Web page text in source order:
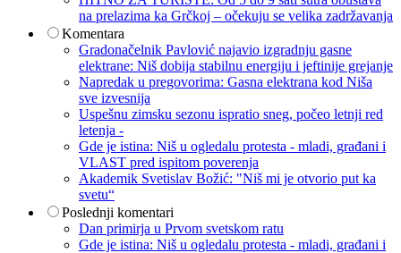
na prelazima ka Grčkoj – očekuju se velika zadržavanja
Komentara
Gradonačelnik Pavlović najavio izgradnju gasne
elektrane: Niš dobija stabilnu energiju i jeftinije grejanje
Napredak u pregovorima: Gasna elektrana kod Niša
sve izvesnija
Uspešnu zimsku sezonu ispratio sneg, počeo letnji red
letenja -
Gde je istina: Niš u ogledalu protesta - mladi, građani i
VLAST pred ispitom poverenja
Akademik Svetislav Božić: "Niš mi je otvorio put ka
svetu“
Poslednji komentari
Dan primirja u Prvom svetskom ratu
Gde je istina: Niš u ogledalu protesta - mladi, građani i